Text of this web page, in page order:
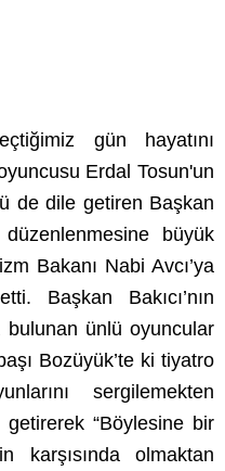
gün hayatını
Erdal Tosun'un
de dile getiren Başkan
büyük
Bakanı Nabi Avcı’ya
Başkan Bakıcı’nın
bulunan ünlü oyuncular
Bozüyük’te ki tiyatro
sergilemekten
“Böylesine bir
karşısında olmaktan